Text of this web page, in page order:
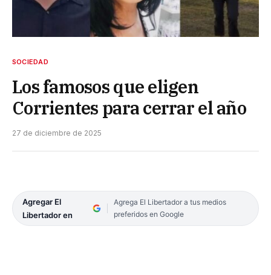
SOCIEDAD
Los famosos que eligen
Corrientes para cerrar el año
27 de diciembre de 2025
Agregar El
Libertador en
Agrega El Libertador a tus medios
preferidos en Google